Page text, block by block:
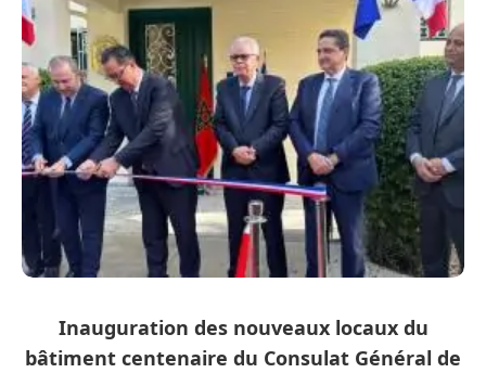
Inauguration des nouveaux locaux du
bâtiment centenaire du Consulat Général de